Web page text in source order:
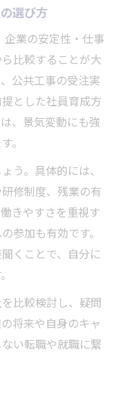
選び方
業の安定性・仕事
比較することが大
公共工事の受注実
とした社員育成方
、景気変動にも強
。
う。具体的には、
修制度、残業の有
きやすさを重視す
参加も有効です。
くことで、自分に
比較検討し、疑問
将来や自身のキャ
い転職や就職に繋